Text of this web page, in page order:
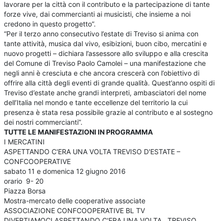
lavorare per la città con il contributo e la partecipazione di tante
forze vive, dai commercianti ai musicisti, che insieme a noi
credono in questo progetto”.
“Per il terzo anno consecutivo l’estate di Treviso si anima con
tante attività, musica dal vivo, esibizioni, buon cibo, mercatini e
nuovo progetti – dichiara l’assessore allo sviluppo e alla crescita
del Comune di Treviso Paolo Camolei – una manifestazione che
negli anni è cresciuta e che ancora crescerà con l’obiettivo di
offrire alla città degli eventi di grande qualità. Quest’anno ospiti di
Treviso d’estate anche grandi interpreti, ambasciatori del nome
dell’Italia nel mondo e tante eccellenze del territorio la cui
presenza è stata resa possibile grazie al contributo e al sostegno
dei nostri commercianti”.
TUTTE LE MANIFESTAZIONI IN PROGRAMMA
I MERCATINI
ASPETTANDO C'ERA UNA VOLTA TREVISO D'ESTATE –
CONFCOOPERATIVE
sabato 11 e domenica 12 giugno 2016
orario 9- 20
Piazza Borsa
Mostra-mercato delle cooperative associate
ASSOCIAZIONE CONFCOOPERATIVE BL TV